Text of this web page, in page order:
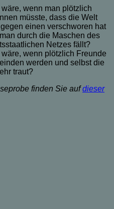
wäre, wenn man plötzlich
müsste, dass die Welt
einen verschworen hat
durch die Maschen des
Netzes fällt?
wäre, wenn plötzlich Freunde
werden und selbst die
traut?
finden Sie aufdieser